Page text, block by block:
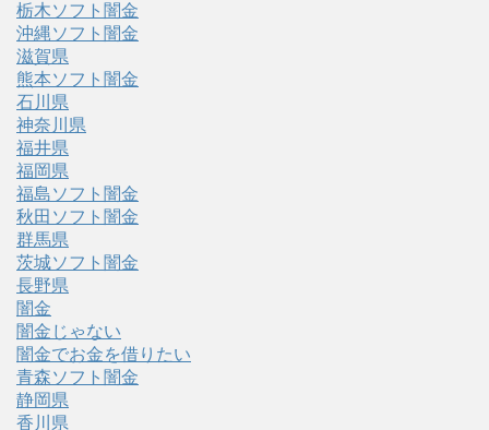
栃木ソフト闇金
沖縄ソフト闇金
滋賀県
熊本ソフト闇金
石川県
神奈川県
福井県
福岡県
福島ソフト闇金
秋田ソフト闇金
群馬県
茨城ソフト闇金
長野県
闇金
闇金じゃない
闇金でお金を借りたい
青森ソフト闇金
静岡県
香川県